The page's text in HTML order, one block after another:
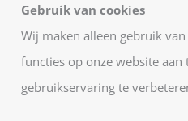
Gebruik van cookies
Wij maken alleen gebruik
functies op onze website
gebruikservaring te